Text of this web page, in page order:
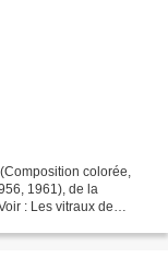
colorée,
1961), de la
: Les vitraux de